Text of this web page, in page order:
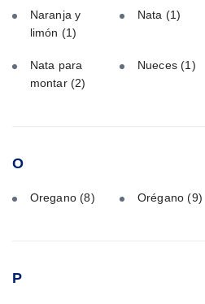
Naranja y
limón (1)
Nata (1)
Nata para
montar (2)
Nueces(1)
O
Oregano(8) Orégano(9)
P